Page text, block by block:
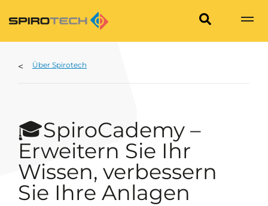
Über Spirotech
🎓SpiroCademy –
Erweitern Sie Ihr
Wissen, verbessern
Sie Ihre Anlagen